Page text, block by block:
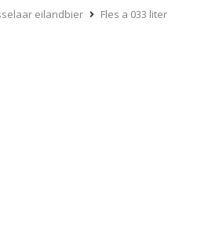
eilandbier Fles a 033 liter